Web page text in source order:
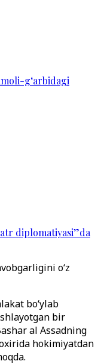
g‘arbidagi
diplomatiyasi”da
o‘z
bo‘ylab
bir
al Assadning
hokimiyatdan